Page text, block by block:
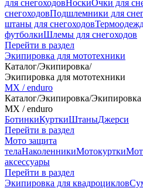
для снегоходовНоскиОчки для
снегоходовПодшлемники для
штаны для снегоходов
футболкиШлемы для снегоходов
Перейти в раздел
Экипировка для мототехники
Каталог/Экипировка/
Экипировка для мототехники
MX / enduro
Каталог/Экипировка/Экипировка
MX / enduro
БотинкиКурткиШтаныДжерси
Перейти в раздел
Мото защита
телаНаколенникиМотокуртки
аксессуары
Перейти в раздел
Экипировка для квадроциклов